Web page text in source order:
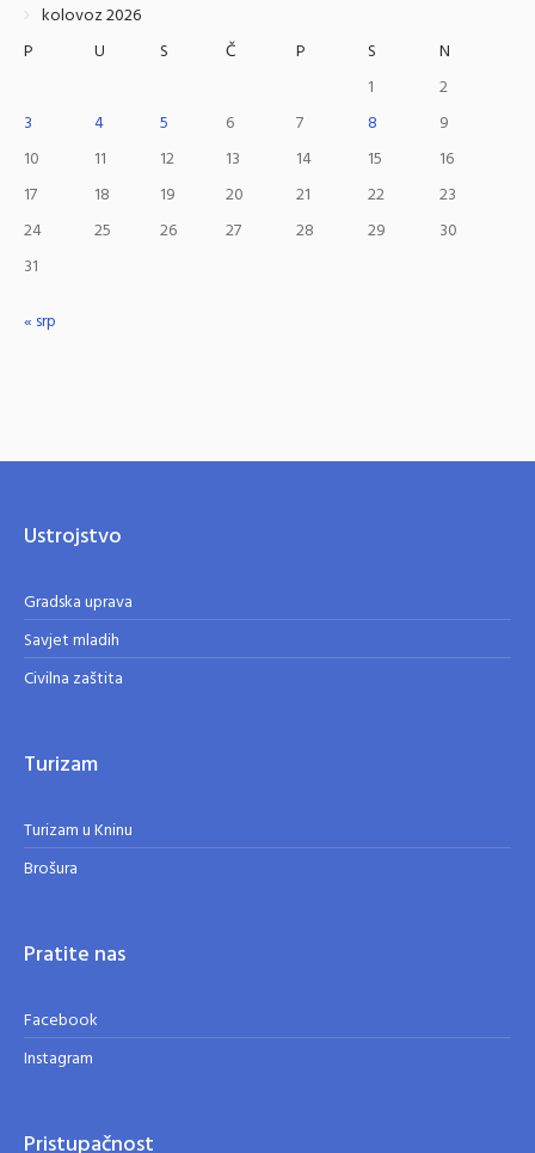
kolovoz 2026
P
U S Č P S
N
1
2
3
4 5 6 7 8
9
10
11 12 13 14 15
16
17
18 19 20 21 22
23
24
25 26 27 28 29
30
31
« srp
Ustrojstvo
Gradska uprava
Savjet mladih
Civilna zaštita
Turizam
Turizam u Kninu
Brošura
Pratite nas
Facebook
Instagram
Pristupačnost